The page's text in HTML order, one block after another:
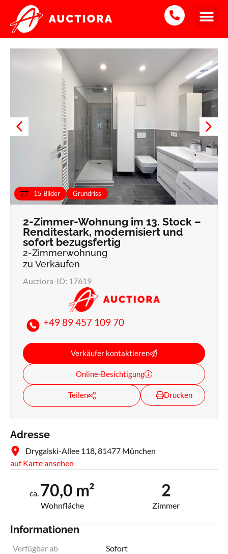
2-Zimmerwohnung Verkauft
15 Bilder Grundriss
2-Zimmer-Wohnung im 13. Stock –
Renditestark, modernisiert und
sofort bezugsfertig
2-Zimmerwohnung
zu Verkaufen
Auctiora-ID: 17619
+49 89 457 109 70
Verkäufer kontaktieren
Online-Besichtigung
Teilen Drucken
Adresse
Drygalski-Allee 118, 81477 München
auf Karte ansehen
ca. 70,0 m²
Wohnfläche
2
Zimmer
Informationen
Verfügbar ab
Sofort